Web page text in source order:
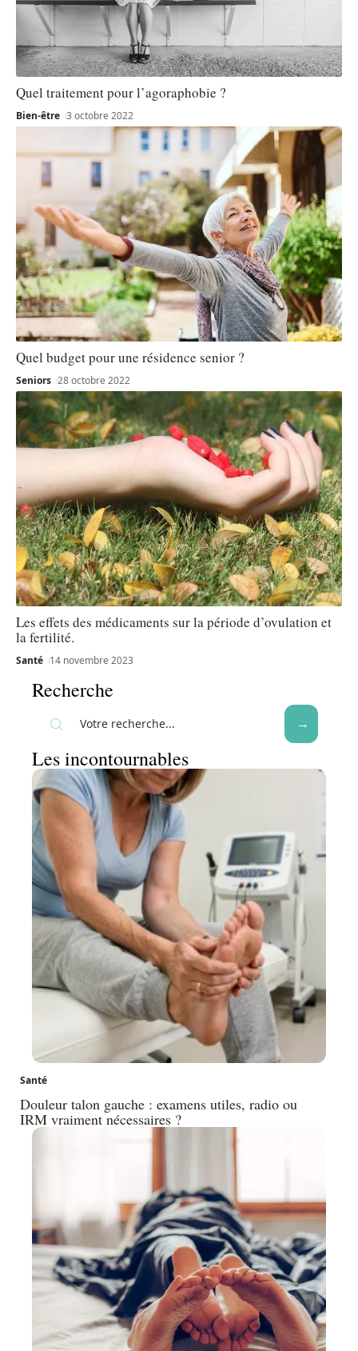
Quel traitement pour l’agoraphobie ?
Bien-être 3 octobre 2022
Quel budget pour une résidence senior ?
Seniors 28 octobre 2022
Les effets des médicaments sur la période d’ovulation et
la fertilité.
Santé 14 novembre 2023
Recherche
Les incontournables
Santé
Douleur talon gauche : examens utiles, radio ou
IRM vraiment nécessaires ?